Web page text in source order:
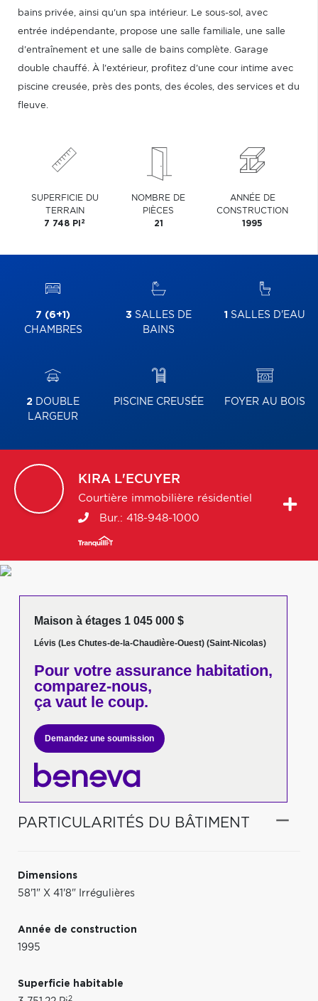
bains privée, ainsi qu'un spa intérieur. Le sous-sol, avec
entrée indépendante, propose une salle familiale, une salle
d'entraînement et une salle de bains complète. Garage
double chauffé. À l'extérieur, profitez d'une cour intime avec
piscine creusée, près des ponts, des écoles, des services et du
fleuve.
SUPERFICIE DU
TERRAIN
7 748 PI 2
NOMBRE DE
PIÈCES
21
ANNÉE DE
CONSTRUCTION
1995
7 (6+1)
CHAMBRES
3 SALLES DE
BAINS
1 SALLES D'EAU
2 DOUBLE
LARGEUR
PISCINE CREUSÉE FOYER AU BOIS
KIRA L'ECUYER
Courtière immobilière résidentiel
Bur.: 418-948-1000
Maison à étages 1 045 000 $
Lévis (Les Chutes-de-la-Chaudière-Ouest) (Saint-Nicolas)
Pour votreassurance habitation,
comparez-nous,
ça vaut le coup.
Demandez une soumission
PARTICULARITÉS DU BÂTIMENT
Dimensions
58'1" X 41'8" Irrégulières
Année de construction
1995
Superficie habitable
2